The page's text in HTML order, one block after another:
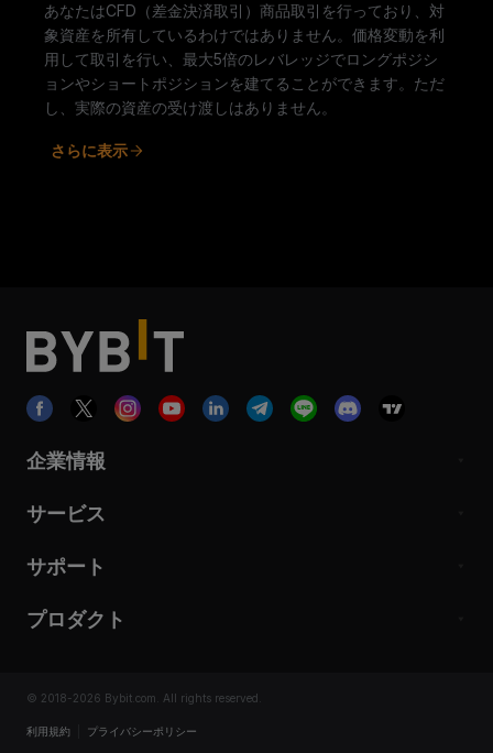
あなたはCFD（差金決済取引）商品取引を行っており、対
象資産を所有しているわけではありません。価格変動を利
用して取引を行い、最大5倍のレバレッジでロングポジシ
ョンやショートポジションを建てることができます。ただ
し、実際の資産の受け渡しはありません。
さらに表示
企業情報
サービス
サポート
プロダクト
© 2018-2026 Bybit.com. All rights reserved.
利用規約 プライバシーポリシー